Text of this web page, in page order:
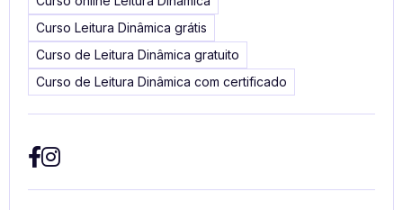
Curso Leitura Dinâmica grátis
Curso de Leitura Dinâmica gratuito
Curso de Leitura Dinâmica com certificado